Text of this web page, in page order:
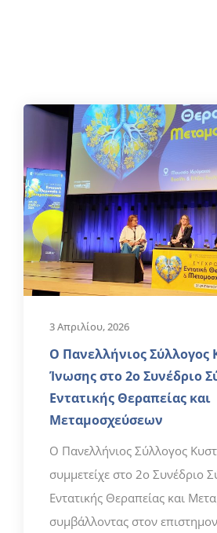
3 Απριλίου, 2026
Ο Πανελλήνιος Σύλλογος
Ίνωσης στο 2ο Συνέδριο
Εντατικής Θεραπείας και
Μεταμοσχεύσεων
Ο Πανελλήνιος Σύλλογος
συμμετείχε στο 2ο Συνέδριο
Εντατικής Θεραπείας και
συμβάλλοντας στον